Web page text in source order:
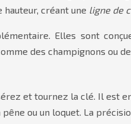
créant une ligne de
Elles sont
des champignons ou
et tournez la clé. Il
ou un loquet. La